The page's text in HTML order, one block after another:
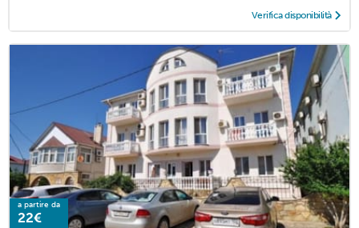
Verifica disponibilità
a partire da
22€